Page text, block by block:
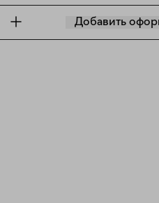
Добавить